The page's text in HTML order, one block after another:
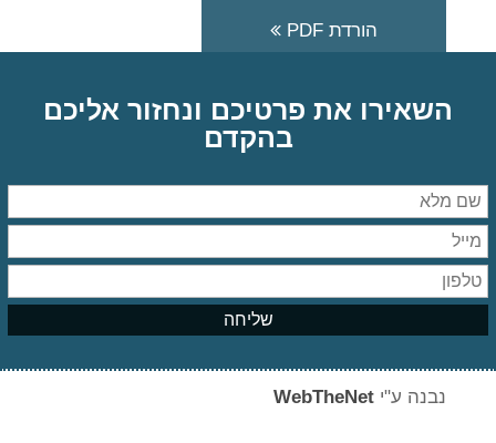
הורדת PDF
השאירו את פרטיכם ונחזור אליכם
בהקדם
נבנה ע"י WebTheNet